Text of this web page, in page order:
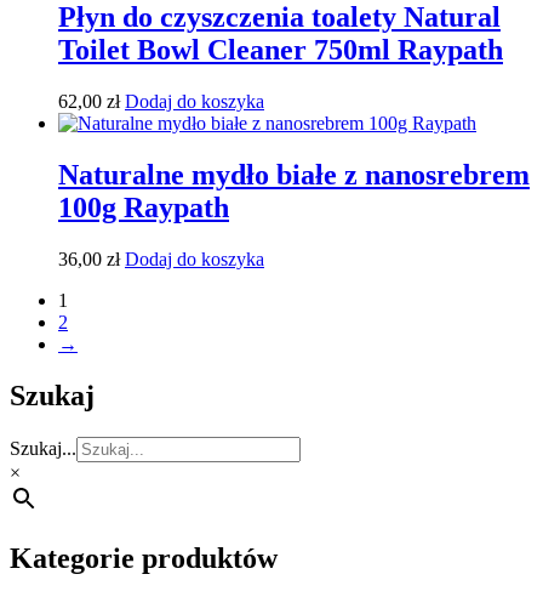
Płyn do czyszczenia toalety Natural
Toilet Bowl Cleaner 750ml Raypath
62,00 zł Dodaj do koszyka
Naturalne mydło białe z nanosrebrem
100g Raypath
36,00 zł Dodaj do koszyka
1
2
→
Szukaj
Szukaj...
×
Kategorie produktów